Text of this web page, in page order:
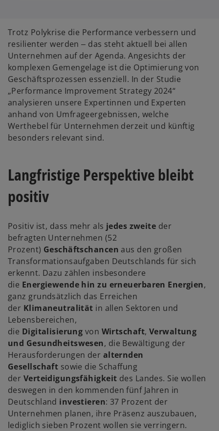
Trotz Polykrise die Performance verbessern und
resilienter werden ‒ das steht aktuell bei allen
Unternehmen auf der Agenda. Angesichts der
komplexen Gemengelage ist die Optimierung von
Geschäftsprozessen essenziell. In der Studie
„Performance Improvement Strategy 2024“
analysieren unsere Expertinnen und Experten
anhand von Umfrageergebnissen, welche
Werthebel für Unternehmen derzeit und künftig
besonders relevant sind.
Langfristige Perspektive bleibt
positiv
Positiv ist, dass mehr als jedes zweite der
befragten Unternehmen (52
Prozent) Geschäftschancenaus den großen
Transformationsaufgaben Deutschlands für sich
erkennt. Dazu zählen insbesondere
die Energiewende hin zu erneuerbaren Energien,
ganz grundsätzlich das Erreichen
der Klimaneutralität in allen Sektoren und
Lebensbereichen,
die Digitalisierung von Wirtschaft, Verwaltung
und Gesundheitswesen, die Bewältigung der
Herausforderungen der alternden
Gesellschaft sowie die Schaffung
der Verteidigungsfähigkeit des Landes. Sie wollen
deswegen in den kommenden fünf Jahren in
Deutschland investieren: 37 Prozent der
Unternehmen planen, ihre Präsenz auszubauen,
lediglich sieben Prozent wollen sie verringern.